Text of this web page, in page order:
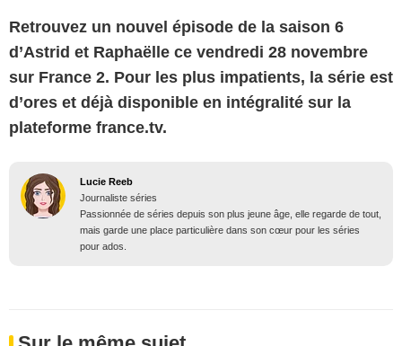
Retrouvez un nouvel épisode de la saison 6
d’Astrid et Raphaëlle ce vendredi 28 novembre
sur France 2. Pour les plus impatients, la série est
d’ores et déjà disponible en intégralité sur la
plateforme france.tv.
Lucie Reeb
Journaliste séries
Passionnée de séries depuis son plus jeune âge, elle regarde de tout,
mais garde une place particulière dans son cœur pour les séries
pour ados.